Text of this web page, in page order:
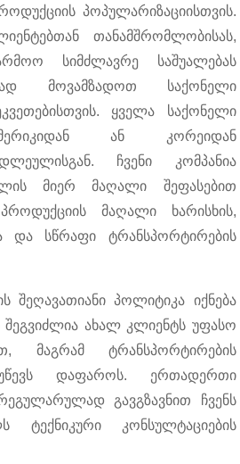
პოპულარიზაციისთვის.
თანამშრომლობისას,
სიმძლავრე საშუალებას
მოვამზადოთ საქონელი
ყველა საქონელი
ან კორეიდან
ჩვენი კომპანია
მიერ მაღალი შეფასებით
მაღალი ხარისხის,
და სწრაფი ტრანსპორტირების
შეღავათიანი პოლიტიკა იქნება
შეგვიძლია ახალ კლიენტს უფასო
მაგრამ ტრანსპორტირების
დაფაროს. ერთადერთი
გავგზავნით ჩვენს
ტექნიკური კონსულტაციების